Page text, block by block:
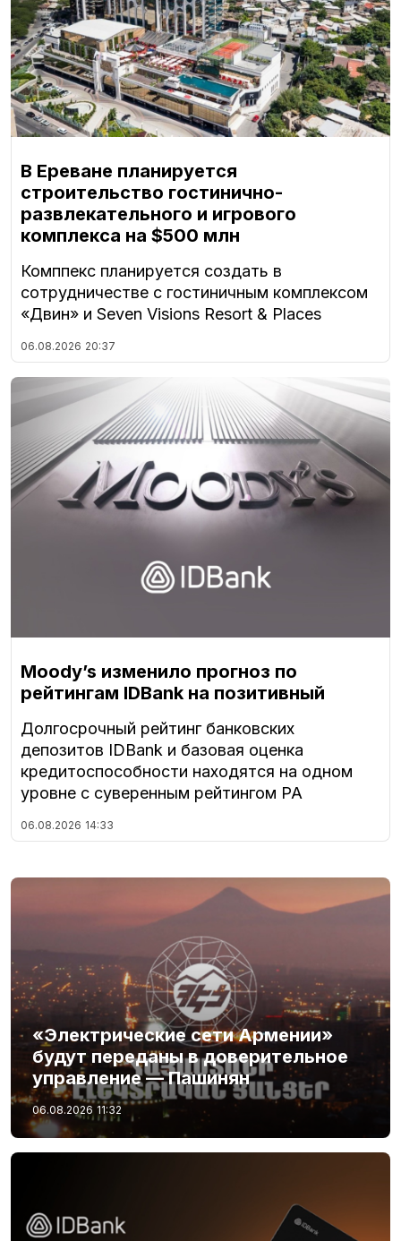
В Ереване планируется
строительство гостинично-
развлекательного и игрового
комплекса на $500 млн
Комппекс планируется создать в
сотрудничестве с гостиничным комплексом
«Двин» и Seven Visions Resort & Places
06.08.2026 20:37
Moody’s изменило прогноз по
рейтингам IDBank на позитивный
Долгосрочный рейтинг банковских
депозитов IDBank и базовая оценка
кредитоспособности находятся на одном
уровне с суверенным рейтингом РА
06.08.2026 14:33
«Электрические сети Армении»
будут переданы в доверительное
управление — Пашинян
06.08.2026 11:32